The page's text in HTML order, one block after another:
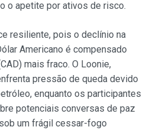
o apetite por ativos de risco.
resiliente, pois o declínio na
Americano é compensado
mais fraco. O Loonie,
pressão de queda devido
enquanto os participantes
potenciais conversas de paz
um frágil cessar-fogo